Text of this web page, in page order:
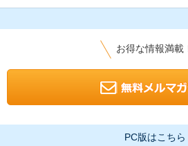
お得な情報満載
PC版はこちら